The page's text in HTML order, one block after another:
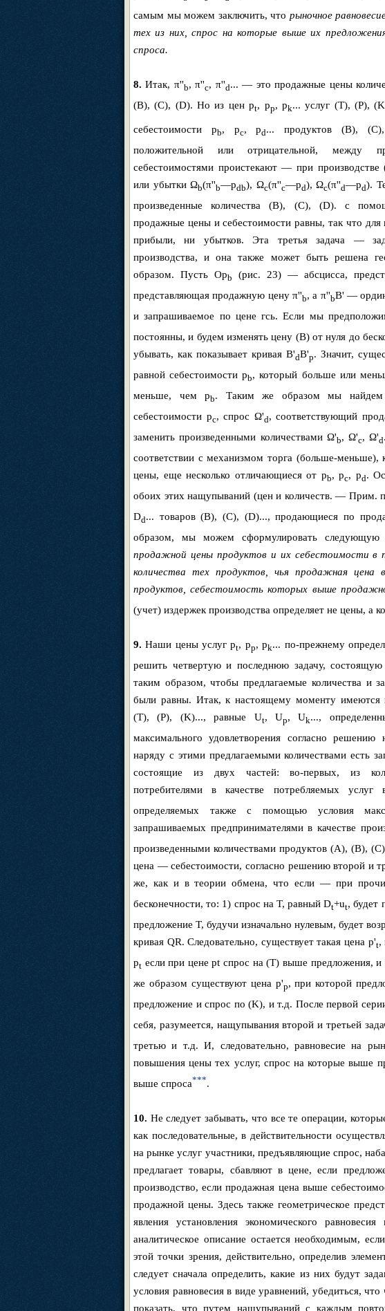
самым мы можем заключить, что рыночное
тех из них, спрос на которые выше их
спроса.
8. Итак, π''b, π''c, π''d... — это продажные цены
(B), (C), (D). Но из цен pt, pp, pk... услуг (T), (P),
себестоимости pb, pc, pd... продуктов (B),
положительной или отрицательной, между
себестоимостями проистекают — при
или убытки Ωb(π''b—pdb), Ωc(π''c—pd), Ωc(π''d—pd).
произведенные количества (B), (C), (D). с
продажные цены и себестоимости равны, так что для
прибыли, ни убытков. Эта третья задача —
производства, и она также может быть решена
образом. Пусть Opb (рис. 23) — абсцисса,
представляющая продажную цену π''b, а π''bB' —
и запрашиваемое по цене гсь. Если мы
постоянны, и будем изменять цену (B) от нуля до
убывать, как показывает кривая B'dB'p. Значит,
равной себестоимости pb, который больше или
меньше, чем pb. Таким же образом мы
себестоимости pc, спрос Ω'd, соответствующий
заменить произведенными количествами Ω'b, Ω'c, Ω'd
соответствии с механизмом торга (больше-
цены, еще несколько отличающиеся от pb, pc, pd.
обоих этих нащупываний (цен и количеств. — Прим.
Dd... товаров (B), (C), (D)..., продающиеся по
образом, мы можем сформулировать следующую
продажной цены продуктов и их себестоимости в
количества тех продуктов, чья продажная
продуктов, себестоимость которых выше
(учет) издержек производства определяет не цены, а
9. Наши цены услуг pt, pp, pk... по-прежнему
решить четвертую и последнюю задачу,
таким образом, чтобы предлагаемые количества и
были равны. Итак, к настоящему моменту имеются
(T), (P), (K)..., равные Ut, Up, Uk...,
максимального удовлетворения согласно
наряду с этими предлагаемыми количествами есть
состоящие из двух частей: во-первых, из
потребителями в качестве потребляемых
определяемых также с помощью условия
запрашиваемых предпринимателями в качестве
произведенными количествами продуктов (A), (B),
цена — себестоимости, согласно решению второй и
же, как и в теории обмена, что если — при
бесконечности, то: 1) спрос на T, равный Dt+ut, будет
предложение T, будучи изначально нулевым, будет
кривая QR. Следовательно, существует такая цена p't,
pt если при цене pt спрос на (T) выше предложения, и
же образом существуют цена p'p, при которой
предложение и спрос по (K), и т.д. После первой
себя, разумеется, нащупывания второй и третьей
третью и т.д. И, следовательно, равновесие на
повышения цены тех услуг, спрос на которые выше
выше спроса***.
10. Не следует забывать, что все те операции,
как последовательные, в действительности
на рынке услуг участники, предъявляющие спрос,
предлагает товары, сбавляют в цене, если
производство, если продажная цена выше
продажной цены. Здесь также геометрическое
явления установления экономического
аналитическое описание остается необходимым,
этой точки зрения, действительно, определив
следует сначала определить, какие из них будут
условия равновесия в виде уравнений, убедиться,
показать, что путем нащупываний с каждым